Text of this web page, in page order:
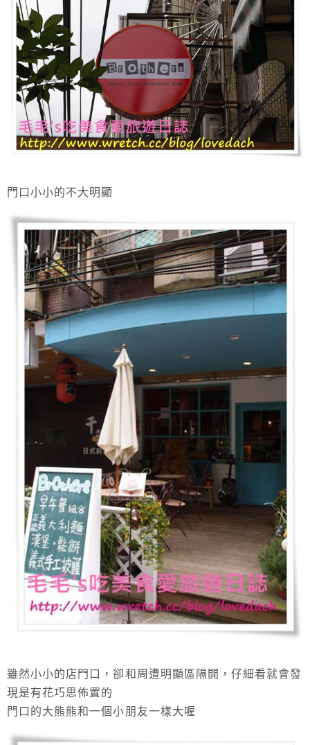
門口小小的不大明顯
雖然小小的店門口，卻和周遭明顯區隔開，仔細看就會發
現是有花巧思佈置的
門口的大熊熊和一個小朋友一樣大喔